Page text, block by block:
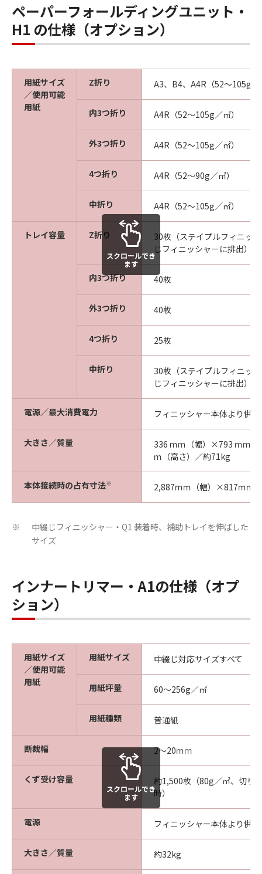
ペーパーフォールディングユニット・
H1 の仕様（オプション）
用紙サイズ
／使用可能
用紙
Z折り A3、B4、A4R（52～105g／
内3つ折り A4R（52～105g／㎡）
外3つ折り A4R（52～105g／㎡）
4つ折り A4R（52～90g／㎡）
中折り A4R（52～105g／㎡）
トレイ容量 Z折り
30枚（ステイプルフィニッ
じフィニッシャーに排出）
内3つ折り 40枚
外3つ折り 40枚
4つ折り 25枚
中折り
30枚（ステイプルフィニッ
じフィニッシャーに排出）
電源／最大消費電力 フィニッシャー本体より供給
大きさ／質量
336 ｍｍ（幅）×793 ｍｍ
ｍ（高さ）／約71kg
本体接続時の占有寸法※ 2,887ｍｍ（幅）×817ｍｍ
スクロールでき
ます
※
中綴じフィニッシャー・Q1 装着時、補助トレイを伸ばした
サイズ
インナートリマー・A1の仕様（オプ
ション）
用紙サイズ
／使用可能
用紙
用紙サイズ 中綴じ対応サイズすべて
用紙坪量 60～256g／㎡
用紙種類 普通紙
断裁幅 2～20ｍｍ
くず受け容量
約1,500枚（80g／㎡、切り
時）
電源 フィニッシャー本体より供給
大きさ／質量 約32kg
スクロールでき
ます